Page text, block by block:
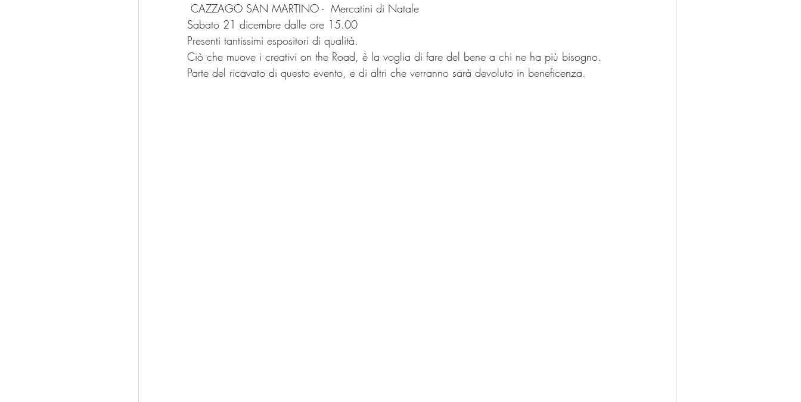
CAZZAGO SAN MARTINO -  Mercatini di Natale
Sabato 21 dicembre dalle ore 15.00
Presenti tantissimi espositori di qualità.
Ciò che muove i creativi on the Road, è la voglia di fare del bene a chi ne ha più bisogno.
Parte del ricavato di questo evento, e di altri che verranno sarà devoluto in beneficenza.